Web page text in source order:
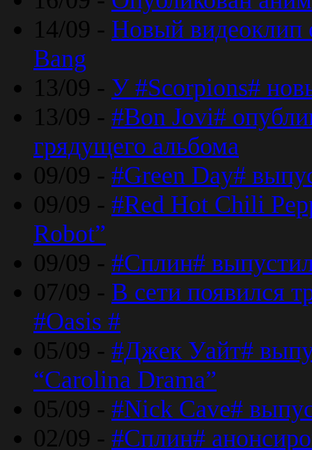
14/09 - Новый видеоклип
Bang
13/09 - У #Scorpions#
13/09 - #Bon Jovi#
грядущего альбома
09/09 - #Green Day#
09/09 - #Red Hot Chili
Robot”
09/09 - #Сплин#
07/09 - В сети появился
#Oasis #
05/09 - #Джек Уайт#
“Carolina Drama”
05/09 - #Nick Cave#
02/09 - #Сплин#